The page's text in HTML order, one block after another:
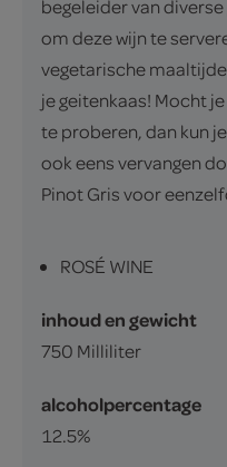
begeleider van
om deze wijn te
vegetarische
je geitenkaas! Mocht
te proberen, dan kun
ook eens vervangen
Pinot Gris voor
ROSÉ WINE
inhoud en gewicht
750 Milliliter
alcoholpercentage
12.5%